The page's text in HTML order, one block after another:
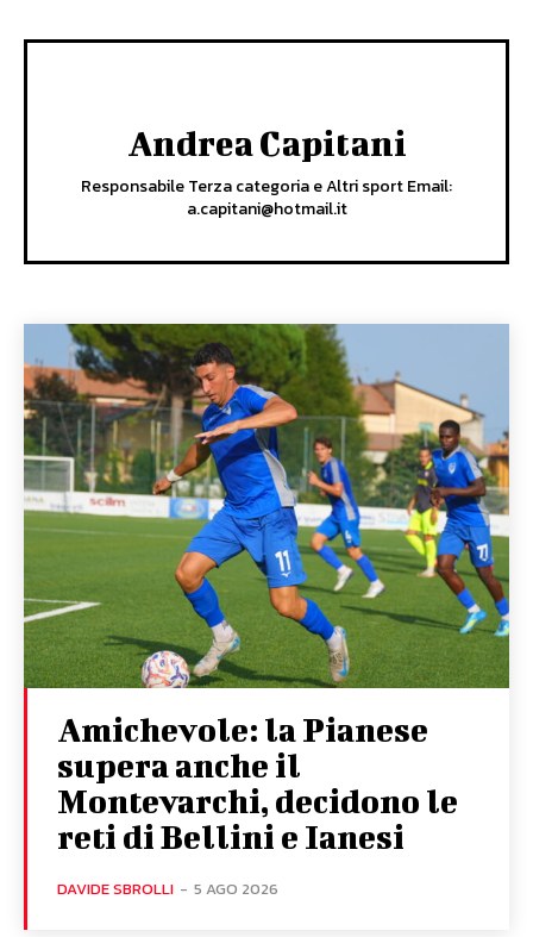
Andrea Capitani
Responsabile Terza categoria e Altri sport Email:
a.capitani@hotmail.it
Amichevole: la Pianese
supera anche il
Montevarchi, decidono le
reti di Bellini e Ianesi
DAVIDE SBROLLI - 5 AGO 2026